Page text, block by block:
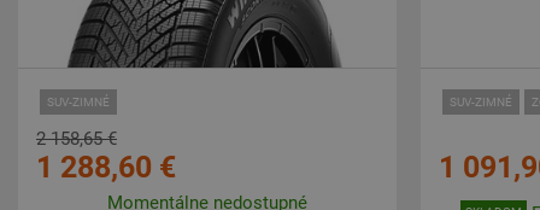
SUV-ZIMNÉ
2 158,65 €
1 288,60 €
Momentálne nedostupné
SUV-ZIMNÉ
1